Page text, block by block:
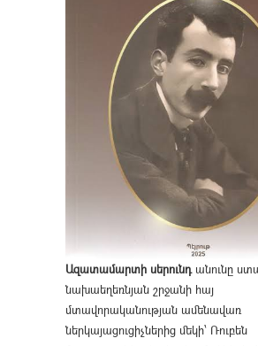
Ազատամարտի սերունդանունը
նախաեղեռնյան շրջանի հայ
մտավորականության ամենավառ
ներկայացուցիչներից մեկի՝ Ռուբեն